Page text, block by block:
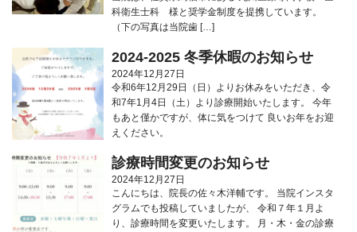
科衛生士科 様と奨学金制度を提携しています。
（下の写真は当院歯 […]
2024-2025 冬季休暇のお知らせ
2024年12月27日
令和6年12月29日（日）よりお休みをいただき、令
和7年1月4日（土）より診療開始いたします。 今年
もあと僅かですが、体に気をつけて 良いお年をお迎
えください。
診療時間変更のお知らせ
2024年12月27日
こんにちは、院長の佐々木洋輔です。 当院インスタ
グラムでも投稿していましたが、 令和７年１月よ
り、診療時間を変更いたします。 月・木・金の診療